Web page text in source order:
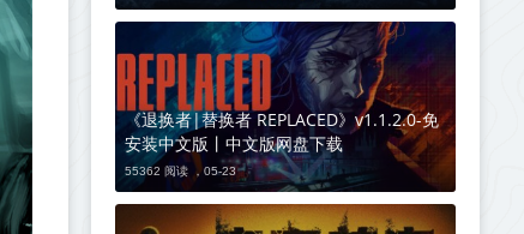
《退换者|替换者 REPLACED》v1.1.2.0-免
安装中文版丨中文版网盘下载
55362 阅读 ，05-23